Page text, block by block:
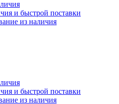
и быстрой поставки
и быстрой поставки